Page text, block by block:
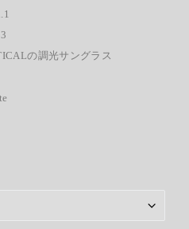
の調光サングラス